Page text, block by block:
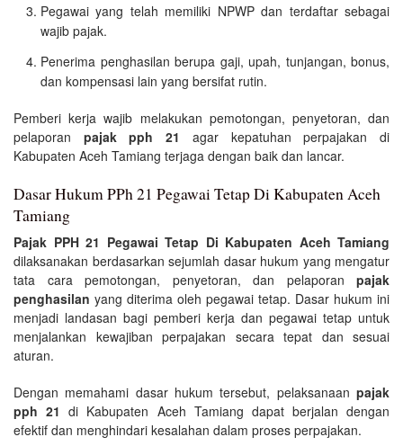
Pegawai yang telah memiliki NPWP dan terdaftar sebagai
wajib pajak.
Penerima penghasilan berupa gaji, upah, tunjangan, bonus,
dan kompensasi lain yang bersifat rutin.
Pemberi kerja wajib melakukan pemotongan, penyetoran, dan
pelaporan pajak pph 21
agar kepatuhan perpajakan di
Kabupaten Aceh Tamiang terjaga dengan baik dan lancar.
Dasar Hukum PPh 21 Pegawai Tetap Di Kabupaten Aceh
Tamiang
Pajak PPH 21 Pegawai Tetap Di Kabupaten Aceh Tamiang
dilaksanakan berdasarkan sejumlah dasar hukum yang mengatur
tata cara pemotongan, penyetoran, dan pelaporan pajak
penghasilan yang diterima oleh pegawai tetap. Dasar hukum ini
menjadi landasan bagi pemberi kerja dan pegawai tetap untuk
menjalankan kewajiban perpajakan secara tepat dan sesuai
aturan.
Dengan memahami dasar hukum tersebut, pelaksanaan pajak
pph 21 di Kabupaten Aceh Tamiang dapat berjalan dengan
efektif dan menghindari kesalahan dalam proses perpajakan.